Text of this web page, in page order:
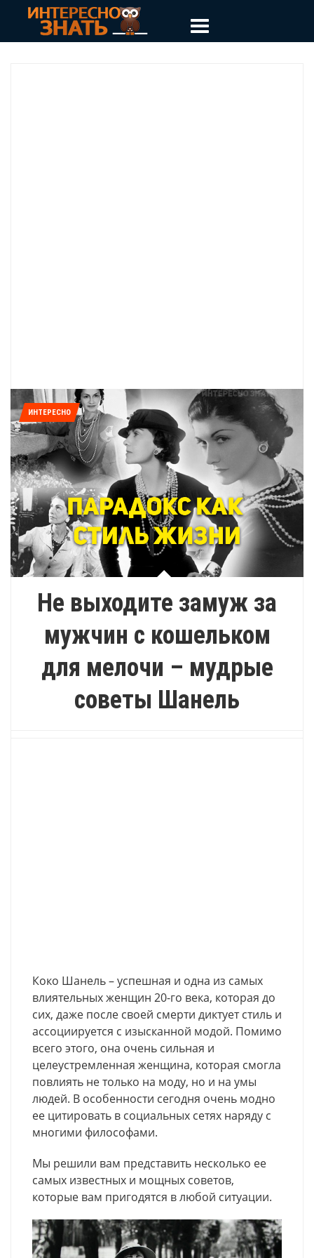
ИНТЕРЕСНО
Не выходите замуж за
мужчин с кошельком
для мелочи – мудрые
советы Шанель
Коко Шанель – успешная и одна из самых
влиятельных женщин 20-го века, которая до
сих, даже после своей смерти диктует стиль и
ассоциируется с изысканной модой. Помимо
всего этого, она очень сильная и
целеустремленная женщина, которая смогла
повлиять не только на моду, но и на умы
людей. В особенности сегодня очень модно
ее цитировать в социальных сетях наряду с
многими философами.
Мы решили вам представить несколько ее
самых известных и мощных советов,
которые вам пригодятся в любой ситуации.